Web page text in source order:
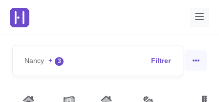
Nancy + 3 Filtrer